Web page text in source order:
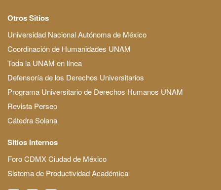
Otros Sitios
Universidad Nacional Autónoma de México
Coordinación de Humanidades UNAM
Toda la UNAM en línea
Defensoría de los Derechos Universitarios
Programa Universitario de Derechos Humanos UNAM
Revista Perseo
Cátedra Solana
Sitios Internos
Foro CDMX Ciudad de México
Sistema de Productividad Académica